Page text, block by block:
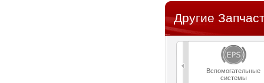
Другие
Вспомогательные
системы